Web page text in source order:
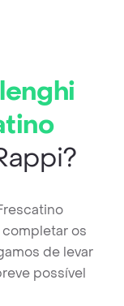
completar os
de levar
possível